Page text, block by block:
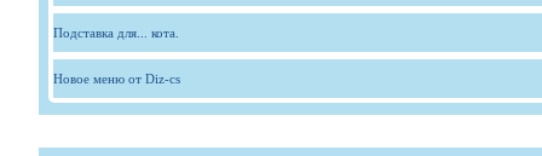
Подставка для... кота.
Новое меню от Diz-cs